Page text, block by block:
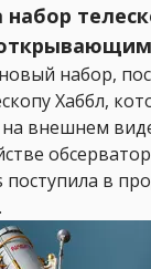
набор
набор,
Хаббл,
внешнем
в